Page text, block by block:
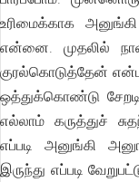
உரிமைக்காக
என்னை. முதலில் நான்
குரல்கொடுத்தேன்
ஒத்துக்கொண்டு
எல்லாம் கருத்துச்
எப்படி அனுங்கி
இருந்து எப்படி